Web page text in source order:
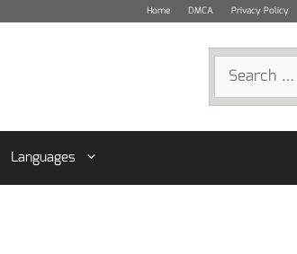
Home DMCA Privacy Policy
Search
for:
Languages